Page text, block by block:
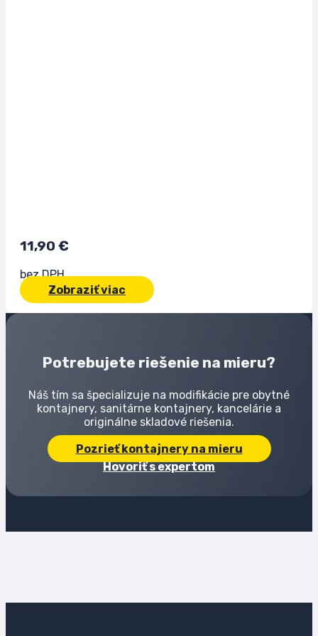
11,90 €
bez DPH
Zobraziť viac
Potrebujete riešenie na mieru?
Náš tím sa špecializuje na modifikácie pre obytné
kontajnery, sanitárne kontajnery, kancelárie a
originálne skladové riešenia.
Pozrieť kontajnery na mieru
Hovoriť s expertom